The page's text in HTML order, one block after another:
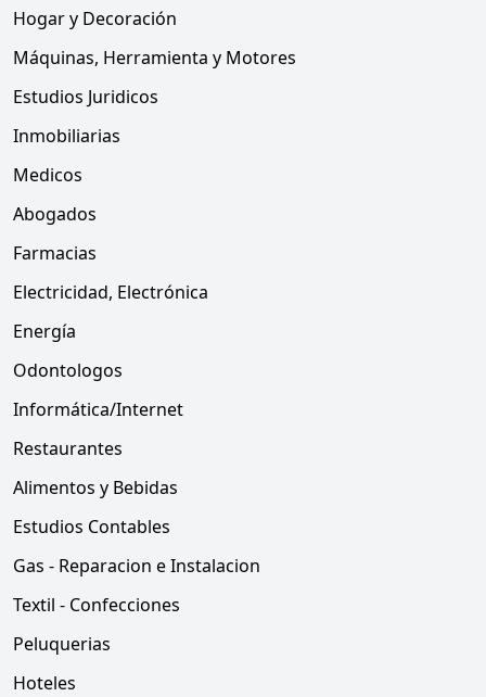
Hogar y Decoración
Máquinas, Herramienta y Motores
Estudios Juridicos
Inmobiliarias
Medicos
Abogados
Farmacias
Electricidad, Electrónica
Energía
Odontologos
Informática/Internet
Restaurantes
Alimentos y Bebidas
Estudios Contables
Gas - Reparacion e Instalacion
Textil - Confecciones
Peluquerias
Hoteles